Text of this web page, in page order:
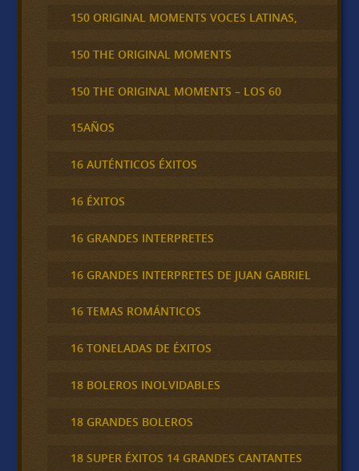
150 ORIGINAL MOMENTS VOCES LATINAS,
150 THE ORIGINAL MOMENTS
150 THE ORIGINAL MOMENTS – LOS 60
15AÑOS
16 AUTÉNTICOS ÉXITOS
16 ÉXITOS
16 GRANDES INTERPRETES
16 GRANDES INTERPRETES DE JUAN GABRIEL
16 TEMAS ROMÁNTICOS
16 TONELADAS DE ÉXITOS
18 BOLEROS INOLVIDABLES
18 GRANDES BOLEROS
18 SUPER ÉXITOS 14 GRANDES CANTANTES